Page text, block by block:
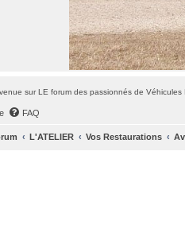
sur LE forum des passionnés de
FAQ
L'ATELIER Vos Restaurations